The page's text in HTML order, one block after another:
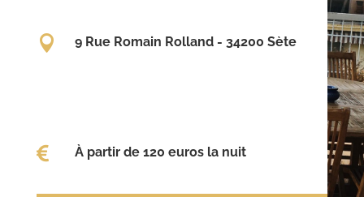
 9 Rue Romain Rolland - 34200 Sète
 À partir de 120 euros la nuit